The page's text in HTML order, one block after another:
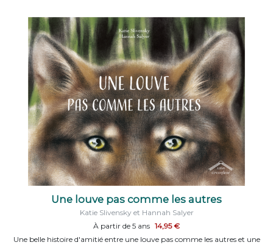
Une louve pas comme les autres
Katie Slivensky et Hannah Salyer
À partir de 5 ans 14,95 €
Une belle histoire d'amitié entre une louve pas comme les autres et une